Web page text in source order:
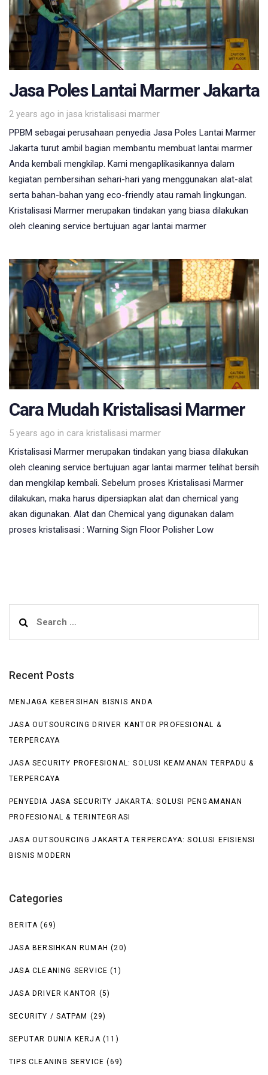
Jasa Poles Lantai Marmer Jakarta
2 years ago in
Tags
jasa kristalisasi marmer
PPBM sebagai perusahaan penyedia Jasa Poles Lantai Marmer
Jakarta turut ambil bagian membantu membuat lantai marmer
Anda kembali mengkilap. Kami mengaplikasikannya dalam
kegiatan pembersihan sehari-hari yang menggunakan alat-alat
serta bahan-bahan yang eco-friendly atau ramah lingkungan.
Kristalisasi Marmer merupakan tindakan yang biasa dilakukan
oleh cleaning service bertujuan agar lantai marmer
Cara Mudah Kristalisasi Marmer
5 years ago in
Tags
cara kristalisasi marmer
Kristalisasi Marmer merupakan tindakan yang biasa dilakukan
oleh cleaning service bertujuan agar lantai marmer telihat bersih
dan mengkilap kembali. Sebelum proses Kristalisasi Marmer
dilakukan, maka harus dipersiapkan alat dan chemical yang
akan digunakan. Alat dan Chemical yang digunakan dalam
proses kristalisasi : Warning Sign Floor Polisher Low
for:
Recent Posts
MENJAGA KEBERSIHAN BISNIS ANDA
JASA OUTSOURCING DRIVER KANTOR PROFESIONAL &
TERPERCAYA
JASA SECURITY PROFESIONAL: SOLUSI KEAMANAN TERPADU &
TERPERCAYA
PENYEDIA JASA SECURITY JAKARTA: SOLUSI PENGAMANAN
PROFESIONAL & TERINTEGRASI
JASA OUTSOURCING JAKARTA TERPERCAYA: SOLUSI EFISIENSI
BISNIS MODERN
Categories
BERITA (69)
JASA BERSIHKAN RUMAH (20)
JASA CLEANING SERVICE (1)
JASA DRIVER KANTOR (5)
SECURITY / SATPAM (29)
SEPUTAR DUNIA KERJA(11)
TIPS CLEANING SERVICE (69)